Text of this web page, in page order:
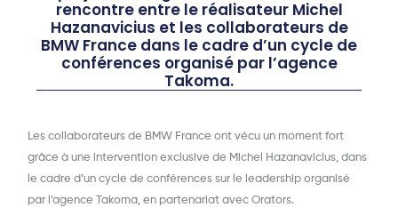
rencontre entre le réalisateur Michel
Hazanavicius et les collaborateurs de
BMW France dans le cadre d’un cycle de
conférences organisé par l’agence
Takoma.
Les collaborateurs de BMW France ont vécu un moment fort
grâce à une intervention exclusive de Michel Hazanavicius, dans
le cadre d’un cycle de conférences sur le leadership organisé
par l’agence Takoma, en partenariat avec Orators.